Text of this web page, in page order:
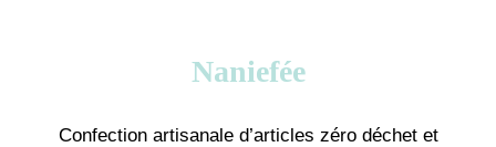
Naniefée
Confection artisanale d’articles zéro déchet et